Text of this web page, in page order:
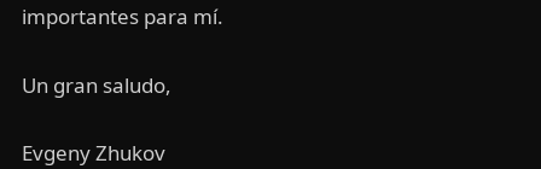
importantes para mí.
Un gran saludo,
Evgeny Zhukov